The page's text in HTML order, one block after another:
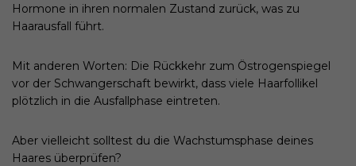
Hormone in ihren normalen Zustand zurück, was zu
Haarausfall führt.
Mit anderen Worten: Die Rückkehr zum Östrogenspiegel
vor der Schwangerschaft bewirkt, dass viele Haarfollikel
plötzlich in die Ausfallphase eintreten.
Aber vielleicht solltest du die Wachstumsphase deines
Haares überprüfen?